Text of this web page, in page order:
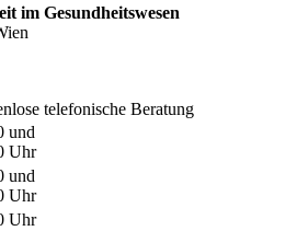
im Gesundheitswesen
telefonische Beratung
und
Uhr
und
Uhr
Uhr